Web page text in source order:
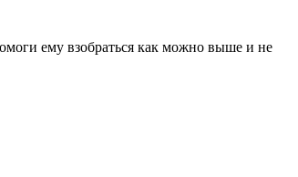
ему взобраться как можно выше и не